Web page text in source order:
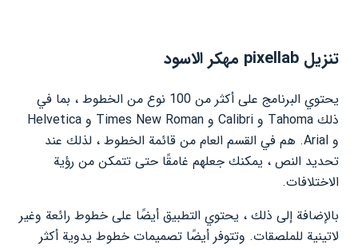
تنزيل pixellab مهكر الاسود
يحتوي البرنامج على أكثر من 100 نوع من الخطوط ، بما في
ذلك Tahoma و Calibri و Times New Roman و Helvetica
و Arial. هم في القسم العام من قائمة الخطوط ، لذلك عند
تحديد النص ، يمكنك جعلهم غامقًا حتى تتمكن من رؤية
الاختلافات.
بالإضافة إلى ذلك ، يحتوي التطبيق أيضًا على خطوط رائعة وغير
لاتينية للملصقات. وتتوفر أيضًا تصميمات خطوط يدوية أكثر